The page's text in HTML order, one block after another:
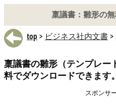
稟議書：雛形の
top> ビジネス社内文書
稟議書の雛形（テンプレー
料でダウンロードできます。
スポンサ